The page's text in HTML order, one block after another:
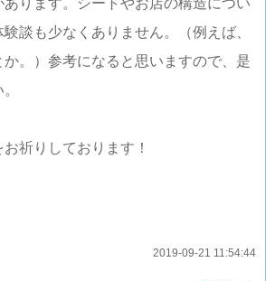
あります。シートやお店の構造につい
談も少なくありません。（例えば、
。）参考になると思いますので、是
祈りしております！
2019-09-21 11:54:44